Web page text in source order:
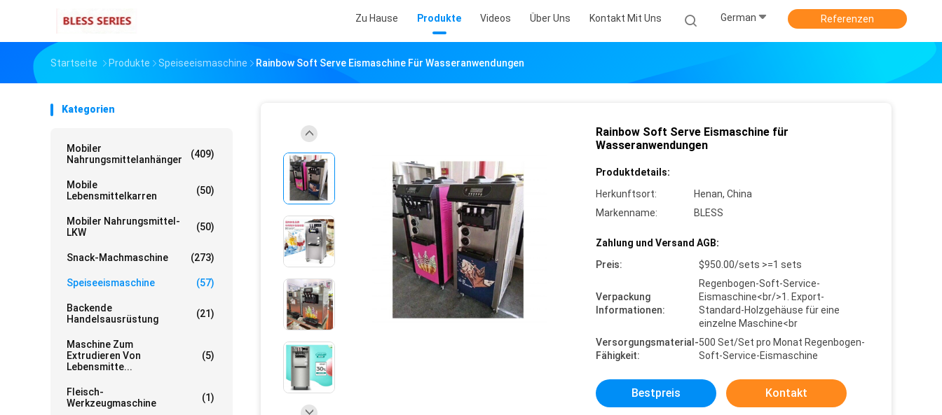
Zu Hause Produkte Videos Über Uns Kontakt Mit Uns German Referenzen
Startseite Produkte Speiseeismaschine Rainbow Soft Serve Eismaschine Für Wasseranwendungen
Kategorien
Mobiler
Nahrungsmittelanhänger
(409)
Mobile
Lebensmittelkarren
(50)
Mobiler Nahrungsmittel-
LKW
(50)
Snack-Machmaschine (273)
Speiseeismaschine (57)
Backende
Handelsausrüstung
(21)
Maschine Zum
Extrudieren Von
Lebensmitte...
(5)
Fleisch-
Werkzeugmaschine
(1)
Rainbow Soft Serve Eismaschine für
Wasseranwendungen
Produktdetails:
Herkunftsort:
Henan, China
Markenname:
BLESS
Zahlung und Versand AGB:
Preis:
$950.00/sets >=1 sets
Verpackung
Informationen:
Regenbogen-Soft-Service-
Eismaschine<br/>1. Export-
Standard-Holzgehäuse für eine
einzelne Maschine<br
Versorgungsmaterial-
Fähigkeit:
500 Set/Set pro Monat Regenbogen-
Soft-Service-Eismaschine
Bestpreis Kontakt